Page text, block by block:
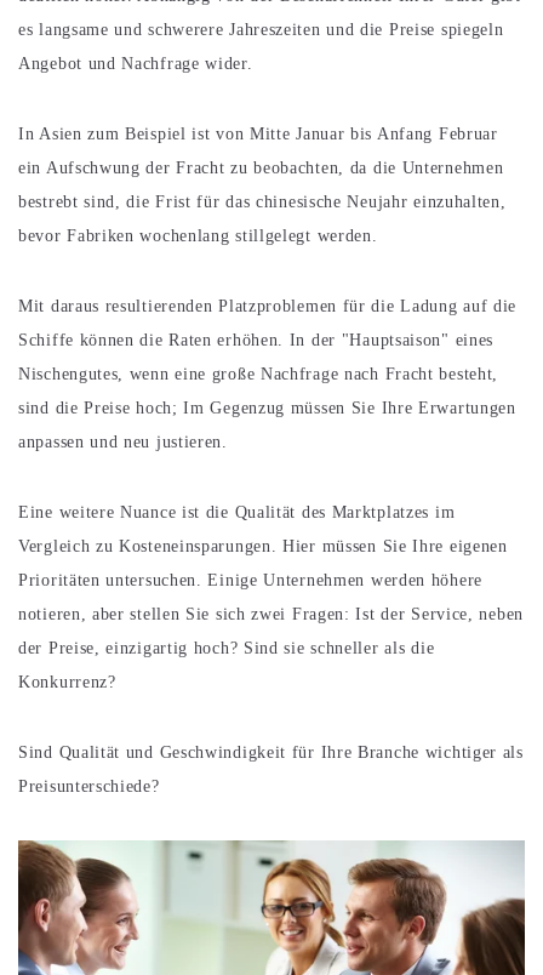
es langsame und schwerere Jahreszeiten und die Preise spiegeln
Angebot und Nachfrage wider.
In Asien zum Beispiel ist von Mitte Januar bis Anfang Februar
ein Aufschwung der Fracht zu beobachten, da die Unternehmen
bestrebt sind, die Frist für das chinesische Neujahr einzuhalten,
bevor Fabriken wochenlang stillgelegt werden.
Mit daraus resultierenden Platzproblemen für die Ladung auf die
Schiffe können die Raten erhöhen. In der "Hauptsaison" eines
Nischengutes, wenn eine große Nachfrage nach Fracht besteht,
sind die Preise hoch; Im Gegenzug müssen Sie Ihre Erwartungen
anpassen und neu justieren.
Eine weitere Nuance ist die Qualität des Marktplatzes im
Vergleich zu Kosteneinsparungen. Hier müssen Sie Ihre eigenen
Prioritäten untersuchen. Einige Unternehmen werden höhere
notieren, aber stellen Sie sich zwei Fragen: Ist der Service, neben
der Preise, einzigartig hoch? Sind sie schneller als die
Konkurrenz?
Sind Qualität und Geschwindigkeit für Ihre Branche wichtiger als
Preisunterschiede?